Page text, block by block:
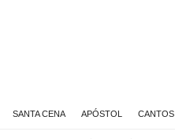
SANTA CENA APÓSTOL CANTOS